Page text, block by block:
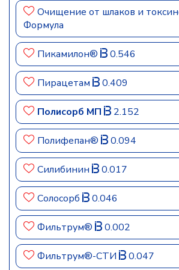
Очищение от шлаков и
Формула
Пикамилон® 0.546
Пирацетам 0.409
Полисорб МП 2.152
Полифепан® 0.094
Силибинин 0.017
Солосорб 0.046
Фильтрум® 0.002
Фильтрум®-СТИ 0.047